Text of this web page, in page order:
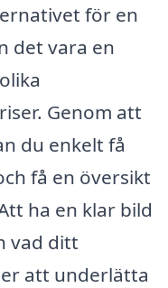
för en
det vara en
Genom att
du enkelt få
få en översikt
ha en klar bild
vad ditt
att underlätta